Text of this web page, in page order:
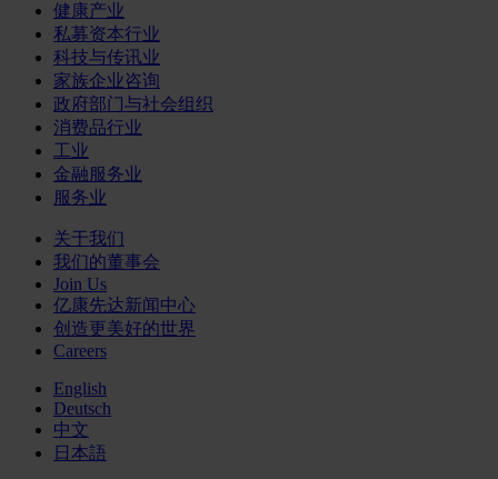
健康产业
私募资本行业
科技与传讯业
家族企业咨询
政府部门与社会组织
消费品行业
工业
金融服务业
服务业
关于我们
我们的董事会
Join Us
亿康先达新闻中心
创造更美好的世界
Careers
English
Deutsch
中文
日本語